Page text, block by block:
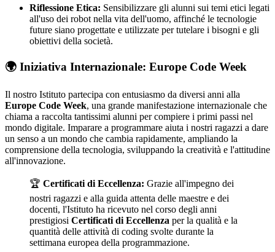
Riflessione Etica: Sensibilizzare gli alunni sui temi etici legati
all'uso dei robot nella vita dell'uomo, affinché le tecnologie
future siano progettate e utilizzate per tutelare i bisogni e gli
obiettivi della società.
🌍 Iniziativa Internazionale: Europe Code Week
Il nostro Istituto partecipa con entusiasmo da diversi anni alla
Europe Code Week, una grande manifestazione internazionale che
chiama a raccolta tantissimi alunni per compiere i primi passi nel
mondo digitale. Imparare a programmare aiuta i nostri ragazzi a dare
un senso a un mondo che cambia rapidamente, ampliando la
comprensione della tecnologia, sviluppando la creatività e l'attitudine
all'innovazione.
🏆 Certificati di Eccellenza: Grazie all'impegno dei
nostri ragazzi e alla guida attenta delle maestre e dei
docenti, l'Istituto ha ricevuto nel corso degli anni
prestigiosi Certificati di Eccellenza per la qualità e la
quantità delle attività di coding svolte durante la
settimana europea della programmazione.